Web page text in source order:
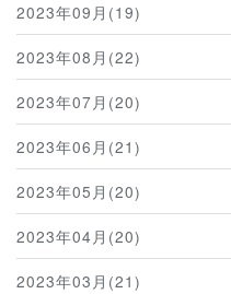
2023年09月(19)
2023年08月(22)
2023年07月(20)
2023年06月(21)
2023年05月(20)
2023年04月(20)
2023年03月(21)